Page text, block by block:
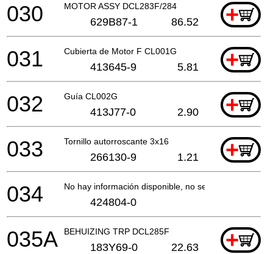
MOTOR ASSY DCL283F/284 +
030 629B87-1 86.52
Cubierta de Motor F CL001G +
031 413645-9 5.81
Guía CL002G +
032 413J77-0 2.90
Tornillo autorroscante 3x16 +
033 266130-9 1.21
No hay información disponible, no se puede pedir
034 424804-0
BEHUIZING TRP DCL285F +
035A 183Y69-0 22.63